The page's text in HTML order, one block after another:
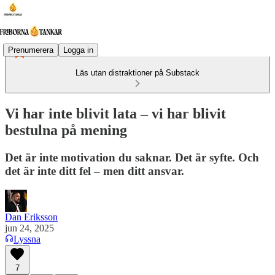
Prenumerera Logga in
Läs utan distraktioner på Substack
Vi har inte blivit lata – vi har blivit
bestulna på mening
Det är inte motivation du saknar. Det är syfte. Och
det är inte ditt fel – men ditt ansvar.
Dan Eriksson
jun 24, 2025
Lyssna
7